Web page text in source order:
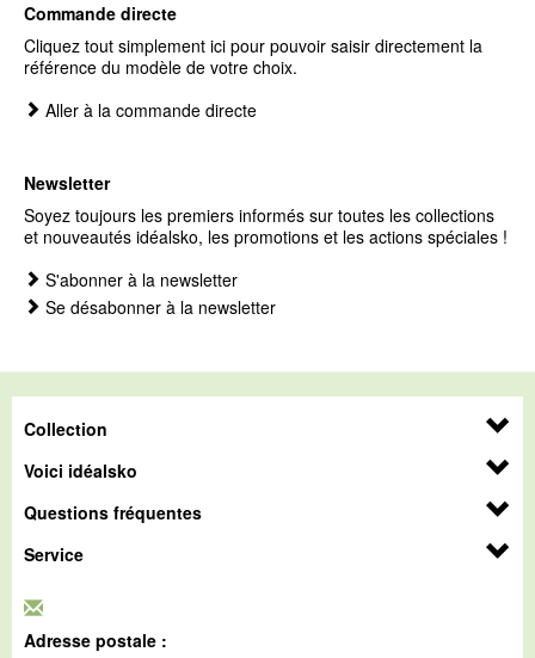
Commande directe
Cliquez tout simplement ici pour pouvoir saisir directement la
référence du modèle de votre choix.
Aller à la commande directe
Newsletter
Soyez toujours les premiers informés sur toutes les collections
et nouveautés idéalsko, les promotions et les actions spéciales !
S'abonner à la newsletter
Se désabonner à la newsletter
Collection
Voici idéalsko
Questions fréquentes
Service
Adresse postale :